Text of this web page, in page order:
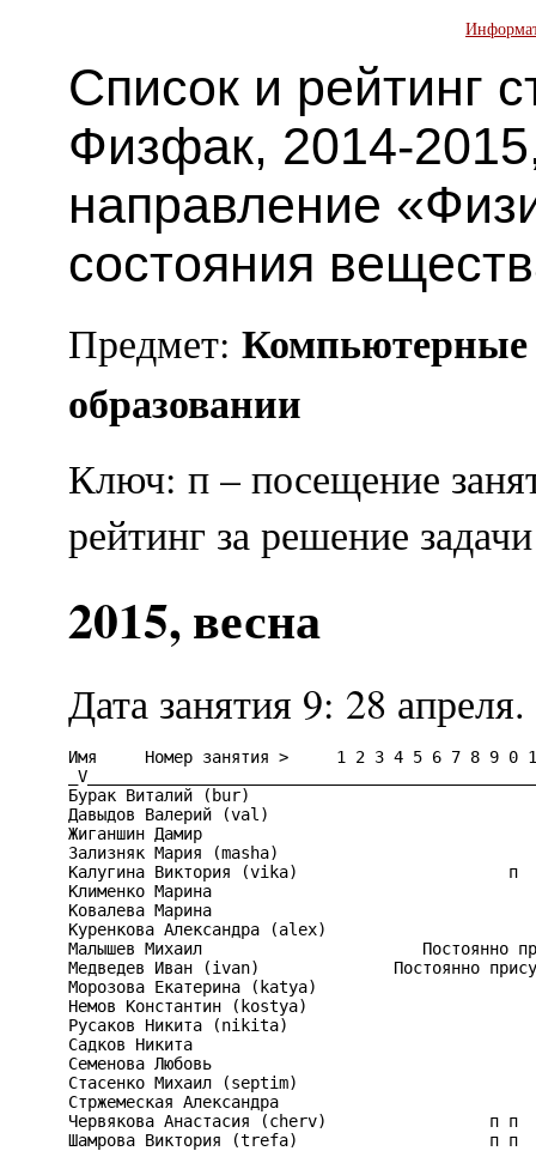
Список и рейтинг
Физфак, 2014-
направление
состояния
Предмет: Компьютерные
образовании
Ключ: п – посещение
рейтинг за решение
2015, весна
Дата занятия 9: 28 апреля.
Имя     Номер занятия >     1 2 3 4 5 6 7 8 9 0
Бурак Виталий (bur)
Давыдов Валерий (val)
Жиганшин Дамир
Зализняк Мария (masha)
Калугина Виктория (vika)
Клименко Марина
Ковалева Марина
Куренкова Александра (alex)
Малышев Михаил                       Постоянно
Медведев Иван (ivan)              Постоянно
Морозова Екатерина (katya)
Немов Константин (kostya)
Русаков Никита (nikita)
Садков Никита
Семенова Любовь
Стасенко Михаил (septim)
Стржемеская Александра
Червякова Анастасия (cherv)
Шамрова Виктория (trefa)